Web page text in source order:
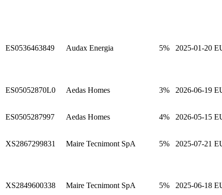
ES0536463849 Audax Energia 5% 2025-01-20
ES05052870L0 Aedas Homes 3% 2026-06-19
ES0505287997 Aedas Homes 4% 2026-05-15
XS2867299831 Maire Tecnimont SpA 5% 2025-07-21
XS2849600338 Maire Tecnimont SpA 5% 2025-06-18